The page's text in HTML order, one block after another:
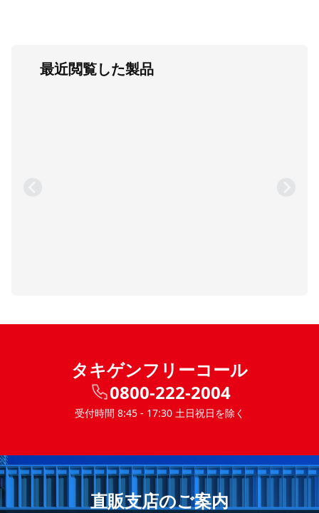
最近閲覧した製品
タキゲンフリーコール
0800-222-2004
受付時間 8:45 - 17:30 土日祝日を除く
直販支店のご案内